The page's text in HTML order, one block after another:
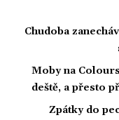
Chudoba
Moby na
deště, a přesto
Zpátky do